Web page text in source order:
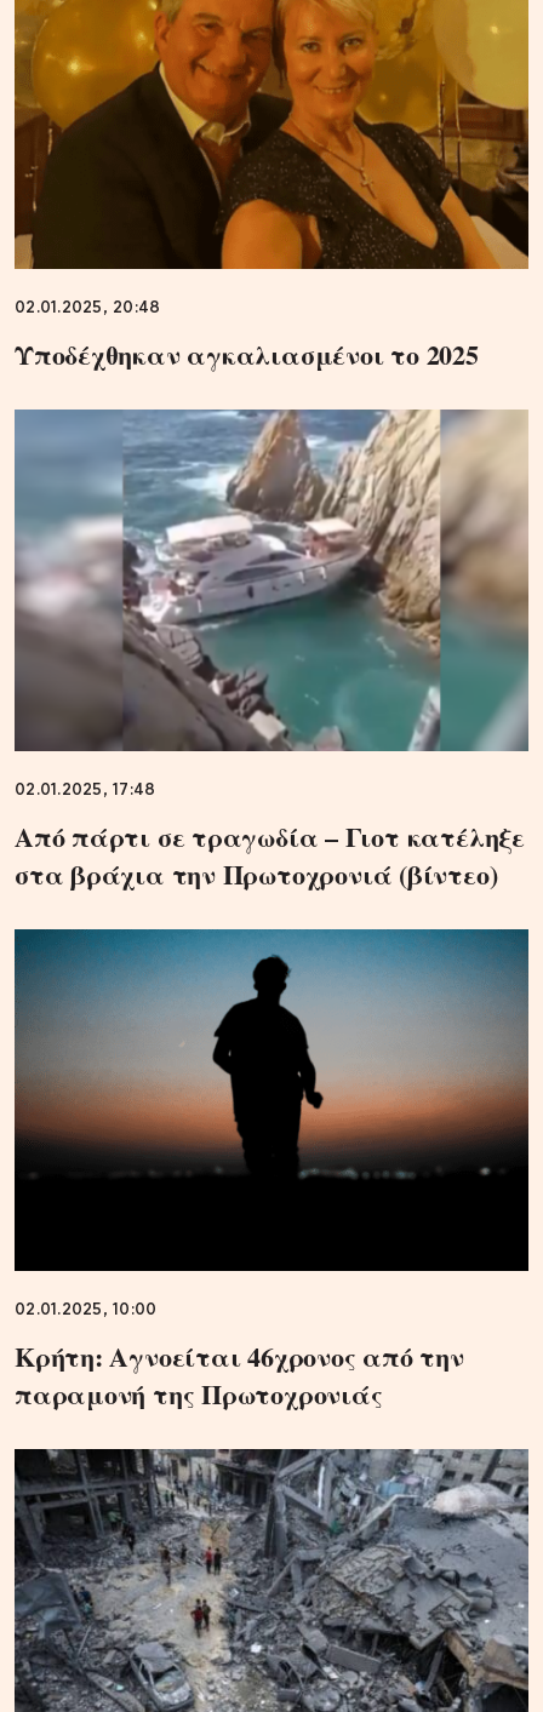
02.01.2025, 20:48
Υποδέχθηκαν αγκαλιασμένοι το 2025
02.01.2025, 17:48
Από πάρτι σε τραγωδία – Γιοτ κατέληξε
στα βράχια την Πρωτοχρονιά (βίντεο)
02.01.2025, 10:00
Κρήτη: Αγνοείται 46χρονος από την
παραμονή της Πρωτοχρονιάς